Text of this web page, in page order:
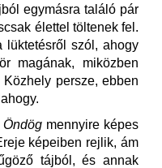
egymásra találó pár
élettel töltenek fel.
lüktetésről szól, ahogy
magának, miközben
persze, ebben
Öndög mennyire képes
képeiben rejlik, ám
tájból, és annak